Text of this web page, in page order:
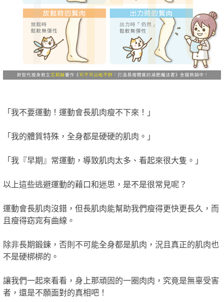
「我不要運動！運動會長肌肉瘦不下來！」
「我的體質特殊，全身都是硬硬的肌肉。」
「我『早期』常運動，導致肌肉太多、看起來很大隻。」
以上這些逃避運動的藉口和迷思，是不是很常見呢？
運動會長肌肉沒錯，但長肌肉能幫助我們瘦得更快更長久，而
且瘦得窈窕有曲線。
除非長期鍛鍊，否則不可能全身都是肌肉，況且真正的肌肉也
不是硬梆梆的。
讓我們一起來看看，身上那頑固的一圈肉肉，究竟是無辜受害
者，還是不願面對的真相吧！